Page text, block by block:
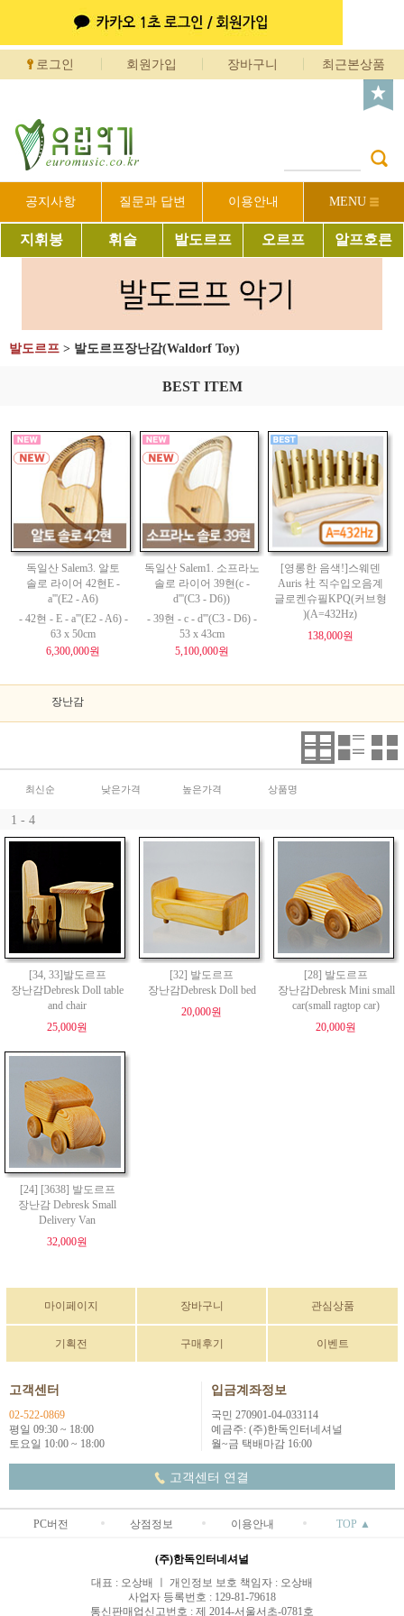
로그인 회원가입 장바구니 최근본상품
공지사항 질문과 답변 이용안내 MENU
지휘봉 휘슬 발도르프 오르프 알프호른
발도르프 > 발도르프장난감(Waldorf Toy)
BEST ITEM
독일산 Salem3. 알토
솔로 라이어 42현E -
a'''(E2 - A6)
- 42현 - E - a'''(E2 - A6) -
63 x 50cm
6,300,000원
독일산 Salem1. 소프라노
솔로 라이어 39현(c -
d'''(C3 - D6))
- 39현 - c - d'''(C3 - D6) -
53 x 43cm
5,100,000원
[영롱한 음색!]스웨덴
Auris 社 직수입오음계
글로켄슈필KPQ(커브형
)(A=432Hz)
138,000원
장난감
최신순 낮은가격 높은가격 상품명
1 - 4
[34, 33]발도르프
장난감Debresk Doll table
and chair
25,000원
[32] 발도르프
장난감Debresk Doll bed
20,000원
[28] 발도르프
장난감Debresk Mini small
car(small ragtop car)
20,000원
[24] [3638] 발도르프
장난감 Debresk Small
Delivery Van
32,000원
마이페이지 장바구니 관심상품
기획전 구매후기 이벤트
고객센터
02-522-0869
평일 09:30 ~ 18:00
토요일 10:00 ~ 18:00
입금계좌정보
국민 270901-04-033114
예금주: (주)한독인터네셔널
월~금 택배마감 16:00
고객센터 연결
PC버전 상점정보 이용안내 TOP ▲
(주)한독인터네셔널
대표 : 오상배 ㅣ 개인정보 보호 책임자 : 오상배
사업자 등록번호 : 129-81-79618
통신판매업신고번호 : 제 2014-서울서초-0781호